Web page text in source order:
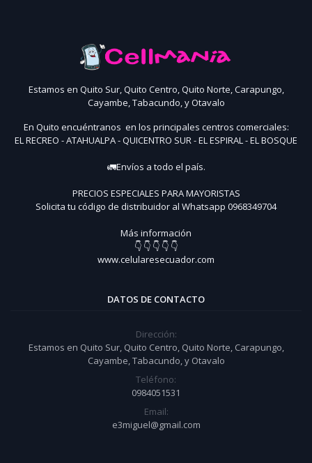
Estamos en Quito Sur, Quito Centro, Quito Norte, Carapungo,
Cayambe, Tabacundo, y Otavalo
En Quito encuéntranos en los principales centros comerciales:
EL RECREO - ATAHUALPA - QUICENTRO SUR - EL ESPIRAL - EL BOSQUE
🚛Envíos a todo el país.
PRECIOS ESPECIALES PARA MAYORISTAS
Solicita tu código de distribuidor al Whatsapp 0968349704
Más información
👇 👇 👇 👇 👇
www.celularesecuador.com
DATOS DE CONTACTO
Dirección:
Estamos en Quito Sur, Quito Centro, Quito Norte, Carapungo,
Cayambe, Tabacundo, y Otavalo
Teléfono:
0984051531
Email:
e3miguel@gmail.com